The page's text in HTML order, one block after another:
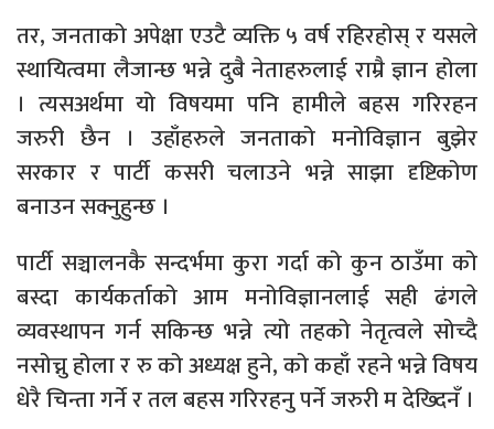
तर, जनताको अपेक्षा एउटै व्यक्ति ५ वर्ष रहिरहोस् र यसले
स्थायित्वमा लैजान्छ भन्ने दुबै नेताहरुलाई राम्रै ज्ञान होला
। त्यसअर्थमा यो विषयमा पनि हामीले बहस गरिरहन
जरुरी छैन । उहाँहरुले जनताको मनोविज्ञान बुझेर
सरकार र पार्टी कसरी चलाउने भन्ने साझा दृष्टिकोण
बनाउन सक्नुहुन्छ ।
पार्टी सञ्चालनकै सन्दर्भमा कुरा गर्दा को कुन ठाउँमा को
बस्दा कार्यकर्ताको आम मनोविज्ञानलाई सही ढंगले
व्यवस्थापन गर्न सकिन्छ भन्ने त्यो तहको नेतृत्वले सोच्दै
नसोच्नु होला र रु को अध्यक्ष हुने, को कहाँ रहने भन्ने विषय
धेरै चिन्ता गर्ने र तल बहस गरिरहनु पर्ने जरुरी म देख्दिनँ ।